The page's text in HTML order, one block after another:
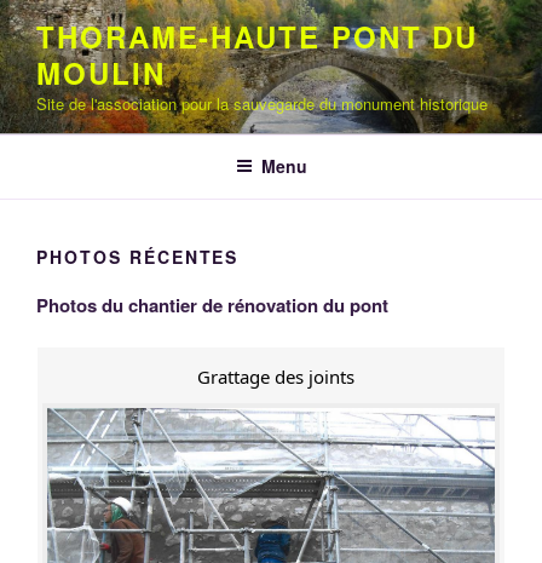
Aller
au
contenu
principal
THORAME-HAUTE PONT DU
MOULIN
Site de l'association pour la sauvegarde du monument historique
Menu
PHOTOS RÉCENTES
Photos du chantier de rénovation du pont
Grattage des joints